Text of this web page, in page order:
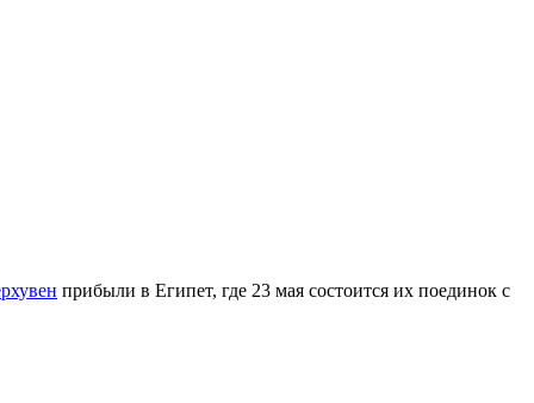
прибыли в Египет, где 23 мая состоится их поединок с